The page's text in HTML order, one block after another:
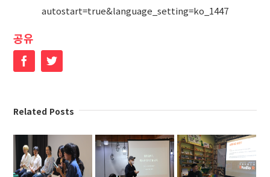
autostart=true&language_setting=ko_1447
공유
FacebookTwitter
Related Posts